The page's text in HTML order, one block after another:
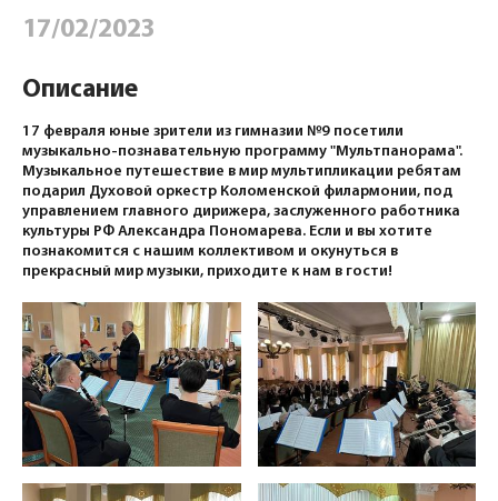
17/02/2023
Описание
17 февраля юные зрители из гимназии №9 посетили
музыкально-познавательную программу "Мультпанорама".
Музыкальное путешествие в мир мультипликации ребятам
подарил Духовой оркестр Коломенской филармонии, под
управлением главного дирижера, заслуженного работника
культуры РФ Александра Пономарева. Если и вы хотите
познакомится с нашим коллективом и окунуться в
прекрасный мир музыки, приходите к нам в гости!